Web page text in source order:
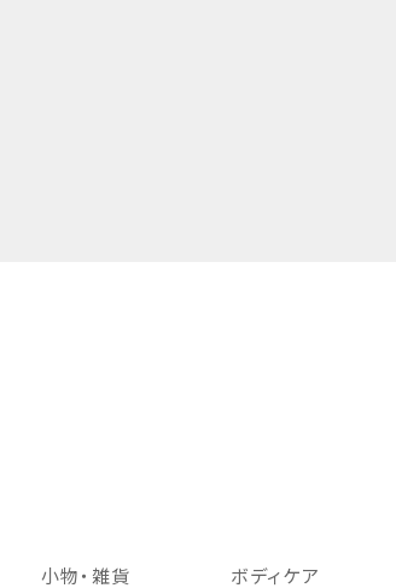
小物・雑貨 ボディケア